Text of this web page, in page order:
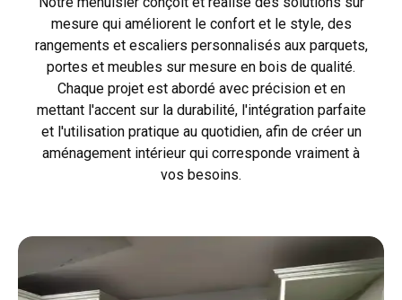
mesure qui améliorent le confort et le style, des
rangements et escaliers personnalisés aux parquets,
portes et meubles sur mesure en bois de qualité.
Chaque projet est abordé avec précision et en
mettant l'accent sur la durabilité, l'intégration parfaite
et l'utilisation pratique au quotidien, afin de créer un
aménagement intérieur qui corresponde vraiment à
vos besoins.